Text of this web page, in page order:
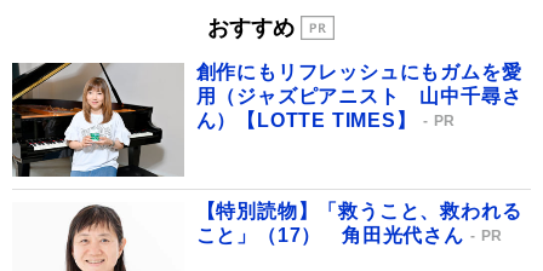
おすすめ
創作にもリフレッシュにもガムを愛
用（ジャズピアニスト 山中千尋さ
ん）【LOTTE TIMES】
PR
【特別読物】「救うこと、救われる
こと」（17） 角田光代さん
PR